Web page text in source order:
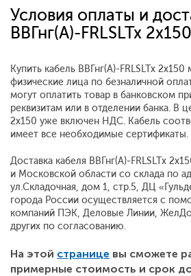
Условия оплаты и
ВВГнг(А)-FRLSLTx 2x150
Купить кабель ВВГнг(А)-FRLSLTx
физические лица по безналичной
могут оплатить товар в банковском
реквизитам или в отделении банка. В
2x150 уже включен НДС. Кабель
имеет все необходимые сертификаты.
Доставка кабеля ВВГнг(А)-FRLSLTx
и Московской области со склада по
ул.Складочная, дом 1, стр.5, ДЦ
города России осуществляется с
компаний ПЭК, Деловые Линии,
других по согласованию.
На этой странице вы сможете
примерные стоимость и срок